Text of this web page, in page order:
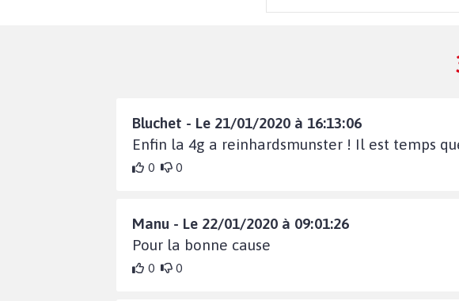
Bluchet - Le 21/01/2020 à 16:13:06
Enfin la 4g a reinhardsmunster ! Il est temps
0 0
Manu - Le 22/01/2020 à 09:01:26
Pour la bonne cause
0 0